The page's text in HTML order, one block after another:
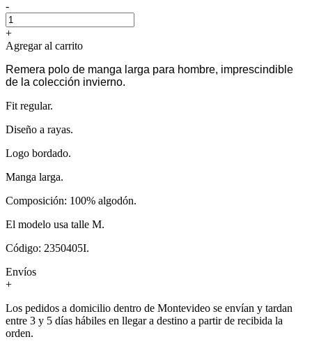
-
+
Agregar al carrito
Remera polo de manga larga para hombre, imprescindible
de la colección invierno.
Fit regular.
Diseño a rayas.
Logo bordado.
Manga larga.
Composición: 100% algodón.
El modelo usa talle M.
Código: 2350405I.
Envíos
+
Los pedidos a domicilio dentro de Montevideo se envían y tardan
entre 3 y 5 días hábiles en llegar a destino a partir de recibida la
orden.